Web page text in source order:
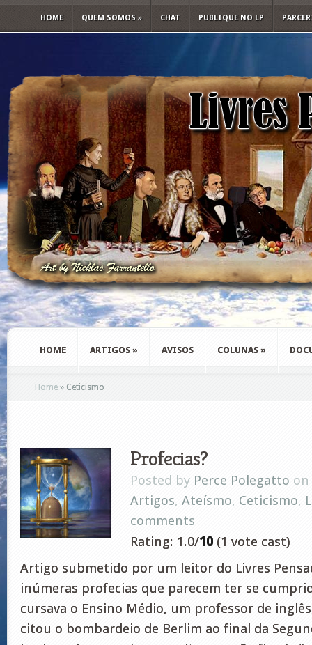
HOME QUEM SOMOS » CHAT PUBLIQUE NO LP
HOME ARTIGOS » AVISOS COLUNAS »
Home » Ceticismo
Profecias?
Posted by Perce Polegatto on
Artigos, Ateísmo, Ceticismo,
comments
Rating: 1.0/10 (1 vote cast)
Artigo submetido por um leitor do Livres
inúmeras profecias que parecem ter se
cursava o Ensino Médio, um professor de
citou o bombardeio de Berlim ao final da